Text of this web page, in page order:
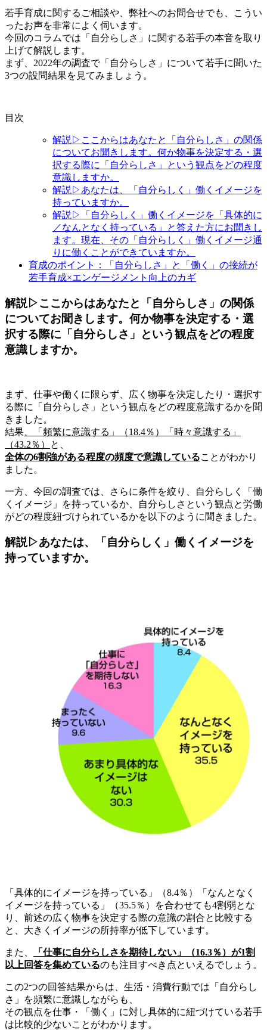
若手育成に関するご相談や、弊社へのお問合せでも、こうい
ったお声を非常によく伺います。
今回のコラムでは「自分らしさ」に関する若手の本音を取り
上げて解説します。
まず、2022年の調査で「自分らしさ」について若手に聞いた
3つの設問結果を見てみましょう。
目次
解説▷ここからはあなたと「自分らしさ」の関係
についてお聞きします。何か物事を決定する・選
択する際に「自分らしさ」という観点をどの程度
意識しますか。
解説▷あなたは、「自分らしく」働くイメージを
持っていますか。
解説▷「自分らしく」働くイメージを「具体的に
／なんとなく持っている」と答えた方にお聞きし
ます。現在、その「自分らしく」働くイメージ通
りに働くことができていますか。
育成のポイント：「自分らしさ」と「働く」の接続が
若手育成×エンゲージメント向上のカギ
解説▷ここからはあなたと「自分らしさ」の関係
についてお聞きします。何か物事を決定する・選
択する際に「自分らしさ」という観点をどの程度
意識しますか。
まず、仕事や働くに限らず、広く物事を決定したり・選択す
る際に「自分らしさ」という観点をどの程度意識するかを聞
きました。
結果 、「頻繁に意識する」（18.4％）「時々意識する」
（43.2％）
と、
全体の6割強がある程度の頻度で意識していることがわかり
ました。
一方、今回の調査では、さらに条件を絞り、自分らしく「働
くイメージ」を持っているか、自分らしさという観点と労働
がどの程度紐づけられているかを以下のように聞きました。
解説▷あなたは、「自分らしく」働くイメージを
持っていますか。
「具体的にイメージを持っている」（8.4％）「なんとなく
イメージを持っている」（35.5％）を合わせても4割弱とな
り、前述の広く物事を決定する際の意識の割合と比較する
と、大きくイメージの所持率が低下しています。
また、 「仕事に自分らしさを期待しない」（16.3％）が1割
以上回答を集めているのも注目すべき点といえるでしょう。
この2つの回答結果からは、生活・消費行動では「自分らし
さ」を頻繁に意識しながらも、
その観点を仕事・「働く」に対し具体的に紐づけている若手
は比較的少ないことがわかります。